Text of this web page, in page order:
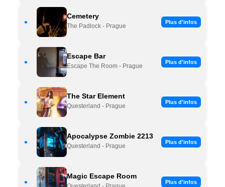
•
Cemetery
The Padlock - Prague
Plus d'infos
•
Escape Bar
Escape The Room - Prague
Plus d'infos
•
The Star Element
Questerland - Prague
Plus d'infos
•
Apocalypse Zombie 2213
Questerland - Prague
Plus d'infos
•
Magic Escape Room
Plus d'infos